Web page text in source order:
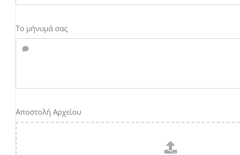
Το μήνυμά σας
Αποστολή Αρχείου